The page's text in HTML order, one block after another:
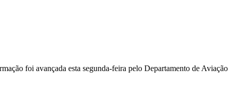
foi avançada esta segunda-feira pelo Departamento de Aviação